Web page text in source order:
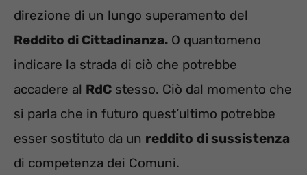
direzione di un lungo superamento del
Reddito di Cittadinanza. O quantomeno
indicare la strada di ciò che potrebbe
accadere al RdC stesso. Ciò dal momento che
si parla che in futuro quest’ultimo potrebbe
esser sostituto da un reddito di sussistenza
di competenza dei Comuni.